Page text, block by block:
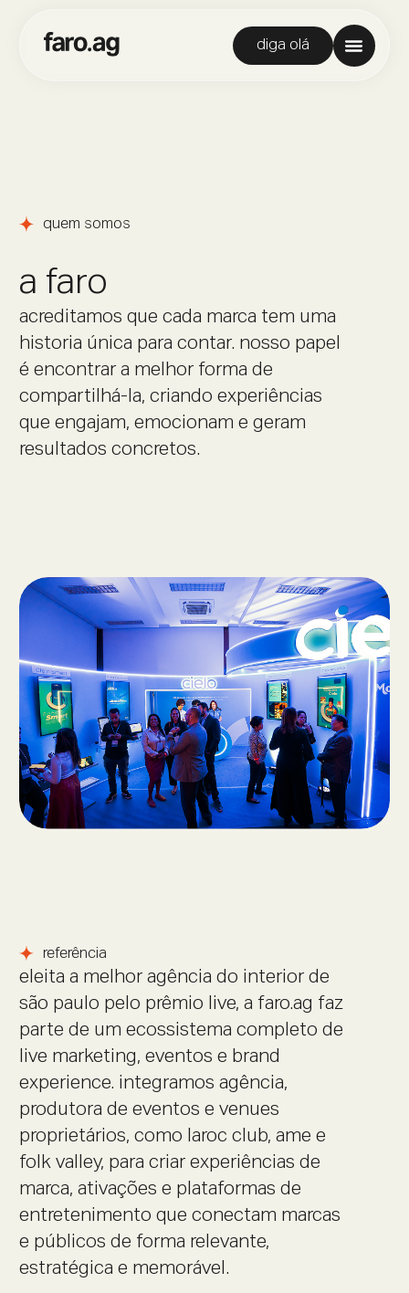
diga olá
quem somos
a faro
acreditamos que cada marca tem uma
historia única para contar. nosso papel
é encontrar a melhor forma de
compartilhá-la, criando experiências
que engajam, emocionam e geram
resultados concretos.
referência
eleita a melhor agência do interior de
são paulo pelo prêmio live, a faro.ag faz
parte de um ecossistema completo de
live marketing, eventos e brand
experience. integramos agência,
produtora de eventos e venues
proprietários, como laroc club, ame e
folk valley, para criar experiências de
marca, ativações e plataformas de
entretenimento que conectam marcas
e públicos de forma relevante,
estratégica e memorável.